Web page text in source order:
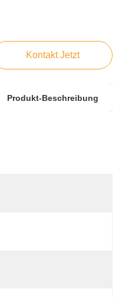
Kontakt Jetzt
Produkt-Beschreibung